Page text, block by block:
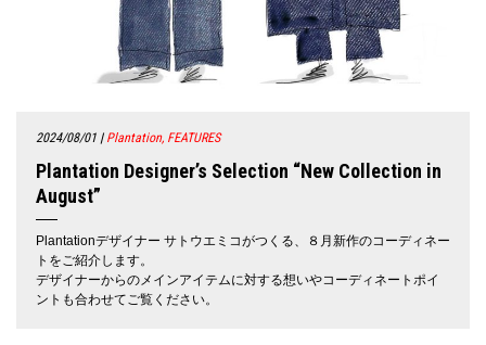
2024/08/01 | Plantation, FEATURES
Plantation Designer’s Selection “New Collection in
August”
Plantationデザイナー サトウエミコがつくる、８月新作のコーディネー
トをご紹介します。
デザイナーからのメインアイテムに対する想いやコーディネートポイ
ントも合わせてご覧ください。